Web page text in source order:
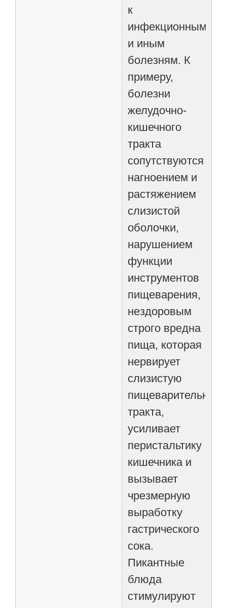
к
инфекционным
и иным
болезням. К
примеру,
болезни
желудочно-
кишечного
тракта
сопутствуются
нагноением и
растяжением
слизистой
оболочки,
нарушением
функции
инструментов
пищеварения,
нездоровым
строго вредна
пища, которая
нервирует
слизистую
пищеварительного
тракта,
усиливает
перистальтику
кишечника и
вызывает
чрезмерную
выработку
гастрического
сока.
Пикантные
блюда
стимулируют